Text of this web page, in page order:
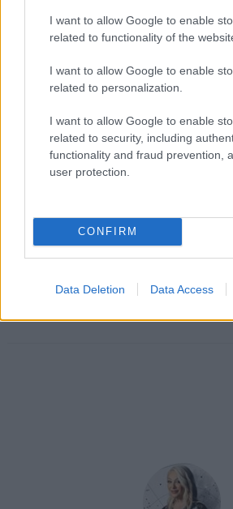
I want to allow Google to enable
related to functionality of the
I want to allow Google to enable
related to personalization.
I want to allow Google to enable
related to security, including
functionality and fraud prevention,
user protection.
CONFIRM
Data Deletion Data Access